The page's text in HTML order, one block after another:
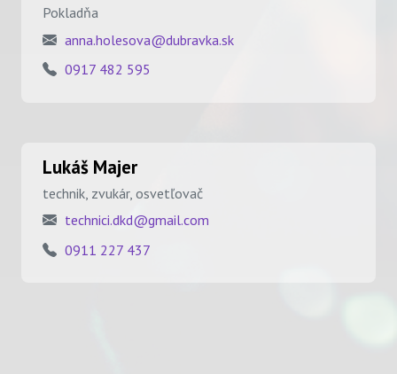
Pokladňa
anna.holesova@dubravka.sk
0917 482 595
Lukáš Majer
technik, zvukár, osvetľovač
technici.dkd@gmail.com
0911 227 437